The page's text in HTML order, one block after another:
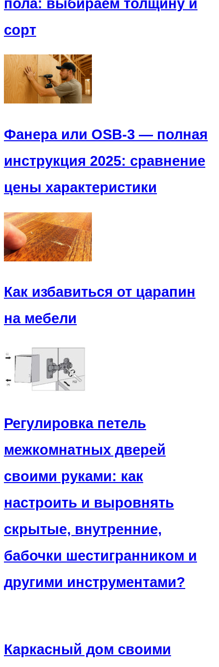
пола: выбираем толщину и
сорт
Фанера или OSB-3 — полная
инструкция 2025: сравнение
цены характеристики
Как избавиться от царапин
на мебели
Регулировка петель
межкомнатных дверей
своими руками: как
настроить и выровнять
скрытые, внутренние,
бабочки шестигранником и
другими инструментами?
Каркасный дом своими